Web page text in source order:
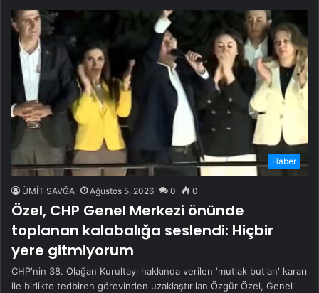
Haber
ÜMİT SAVĞA Ağustos 5, 2026 0 0
Özel, CHP Genel Merkezi önünde
toplanan kalabalığa seslendi: Hiçbir
yere gitmiyorum
CHP'nin 38. Olağan Kurultayı hakkında verilen 'mutlak butlan' kararı
ile birlikte tedbiren görevinden uzaklaştırılan Özgür Özel, Genel